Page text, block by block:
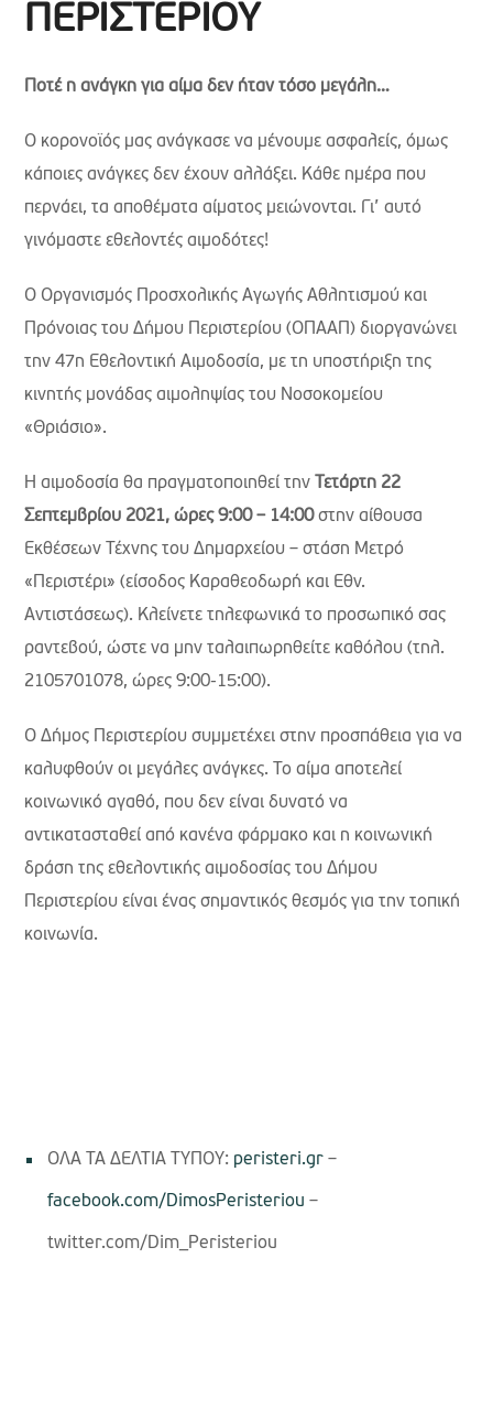
ΠΕΡΙΣΤΕΡΙΟΥ
Ποτέ η ανάγκη για αίμα δεν ήταν τόσο μεγάλη…
Ο κορονοϊός μας ανάγκασε να μένουμε ασφαλείς, όμως
κάποιες ανάγκες δεν έχουν αλλάξει. Κάθε ημέρα που
περνάει, τα αποθέματα αίματος μειώνονται. Γι’ αυτό
γινόμαστε εθελοντές αιμοδότες!
O Οργανισμός Προσχολικής Αγωγής Αθλητισμού και
Πρόνοιας του Δήμου Περιστερίου (ΟΠΑΑΠ) διοργανώνει
την 47η Εθελοντική Αιμοδοσία, με τη υποστήριξη της
κινητής μονάδας αιμοληψίας του Νοσοκομείου
«Θριάσιο».
Η αιμοδοσία θα πραγματοποιηθεί την
Τετάρτη 22
Σεπτεμβρίου 2021, ώρες 9:00 – 14:00στην αίθουσα
Εκθέσεων Τέχνης του Δημαρχείου – στάση Μετρό
«Περιστέρι» (είσοδος Καραθεοδωρή και Εθν.
Αντιστάσεως). Κλείνετε τηλεφωνικά το προσωπικό σας
ραντεβού, ώστε να μην ταλαιπωρηθείτε καθόλου (τηλ.
2105701078, ώρες 9:00-15:00).
Ο Δήμος Περιστερίου συμμετέχει στην προσπάθεια για να
καλυφθούν οι μεγάλες ανάγκες. Το αίμα αποτελεί
κοινωνικό αγαθό, που δεν είναι δυνατό να
αντικατασταθεί από κανένα φάρμακο και η κοινωνική
δράση της εθελοντικής αιμοδοσίας του Δήμου
Περιστερίου είναι ένας σημαντικός θεσμός για την τοπική
κοινωνία.
ΟΛΑ ΤΑ ΔΕΛΤΙΑ ΤΥΠΟΥ: peristeri.gr –
facebook.com/DimosPeristeriou –
twitter.com/Dim_Peristeriou